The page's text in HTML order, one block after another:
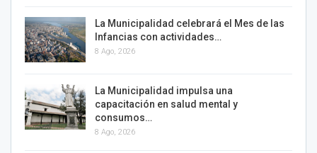
La Municipalidad celebrará el Mes de las
Infancias con actividades…
8 Ago, 2026
La Municipalidad impulsa una
capacitación en salud mental y
consumos…
8 Ago, 2026